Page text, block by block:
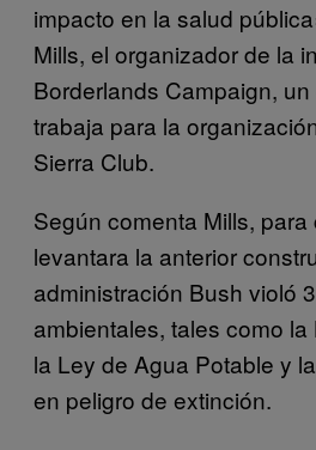
impacto en la salud
Mills, el organizador de la
Borderlands Campaign,
trabaja para la
Sierra Club.
Según comenta Mills,
levantara la anterior
administración Bush violó
ambientales, tales como
la Ley de Agua Potable y
en peligro de extinción.